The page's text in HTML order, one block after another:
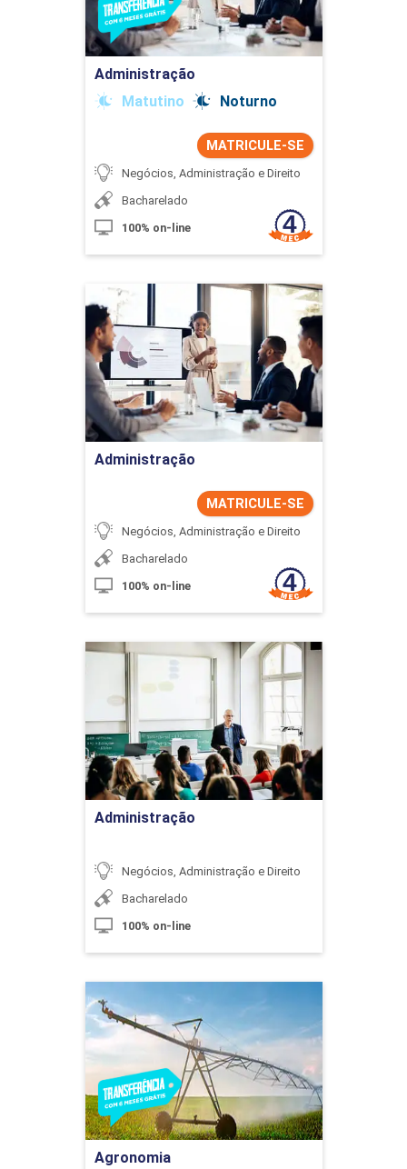
Administração
Matutino
Noturno
MATRICULE-SE
Negócios, Administração e Direito
Bacharelado
100% on-line
Ir para Inscrição
Administração
MATRICULE-SE
Negócios, Administração e Direito
Bacharelado
100% on-line
Administração
Detalhes do curso
Ir para Inscrição
Administração
Negócios, Administração e Direito
Bacharelado
100% on-line
Administração
Detalhes do curso
Ir para Inscrição
Agronomia
Agronomia
Detalhes do curso
Ir para Inscrição